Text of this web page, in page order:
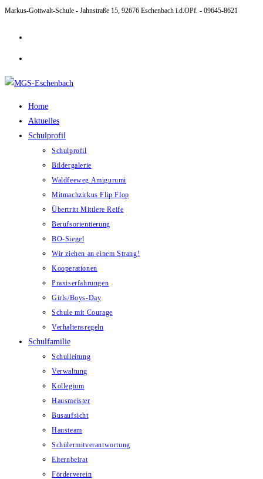
Zum
springen
Markus-Gottwalt-Schule - Jahnstraße 15, 92676 Eschenbach i.d.OPf. - 09645-8621
Home
Aktuelles
Schulprofil
Schulprofil
Bildergalerie
Waldfeeweg Amigurumi
Mitmachzirkus Flip Flop
Übertritt Mittlere Reife
Berufsorientierung
BO-Siegel
Wir ziehen an einem Strang!
Kooperationen
Praxiserfahrungen
Girls/Boys-Day
Schule mit Courage
Verhaltensregeln
Schulfamilie
Schulleitung
Verwaltung
Kollegium
Hausmeister
Busaufsicht
Hausteam
Schülermitverantwortung
Elternbeirat
Förderverein